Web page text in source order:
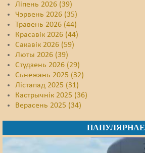
Ліпень 2026 (39)
Чэрвень 2026 (35)
Травень 2026 (44)
Красавік 2026 (44)
Сакавік 2026 (59)
Люты 2026 (39)
Студзень 2026 (29)
Сьнежань 2025 (32)
Лістапад 2025 (31)
Кастрычнік 2025 (36)
Верасень 2025 (34)
ПАПУЛЯРНАЕ